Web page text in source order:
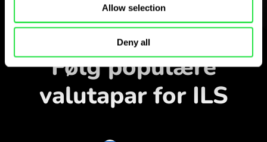
Allow selection
Deny all
Følg populære
valutapar for ILS